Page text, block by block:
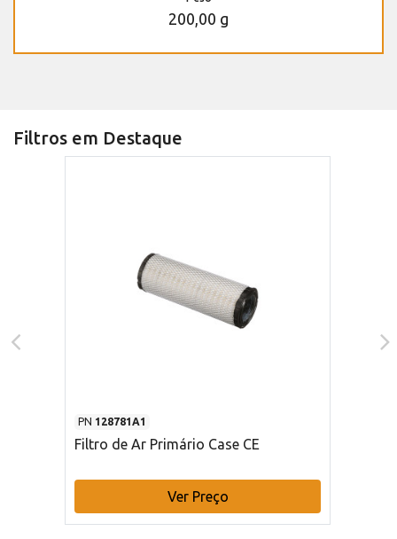
200,00 g
Filtros em Destaque
PN 128781A1
Filtro de Ar Primário Case CE
Ver Preço